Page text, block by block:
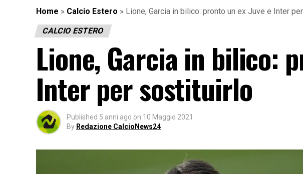
Home » Calcio Estero » Lione, Garcia in bilico: pronto un ex Juve e Inter
CALCIO ESTERO
Lione, Garcia in bilico:
Inter per sostituirlo
Published 5 anni ago on 10 Maggio 2021
By Redazione CalcioNews24